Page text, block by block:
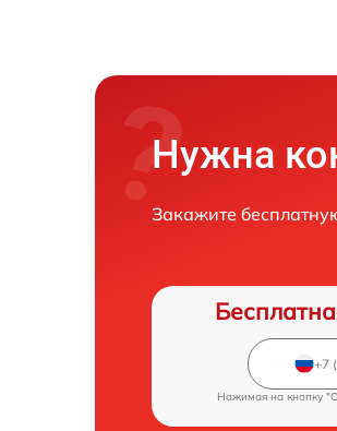
Нужна
Закажите
Нажимая на кнопку